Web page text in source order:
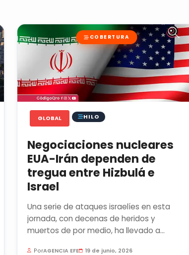
COBERTURA
GLOBAL HILO
Negociaciones nucleares
EUA-Irán dependen de
tregua entre Hizbulá e
Israel
Una serie de ataques israelíes en esta
jornada, con decenas de heridos y
muertos de por medio, ha llevado a
PorAGENCIA EFE 19 de junio, 2026